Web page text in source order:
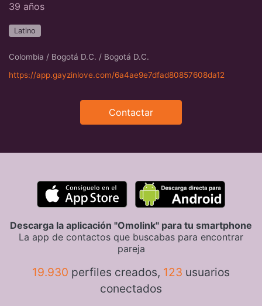
39 años
Latino
Colombia / Bogotá D.C. / Bogotá D.C.
https://app.gayzinlove.com/6a4ae9e7dfad80857608da12
Contactar
Descarga la aplicación "Omolink" para tu smartphone
La app de contactos que buscabas para encontrar
pareja
19.930 perfiles creados, 123 usuarios
conectados